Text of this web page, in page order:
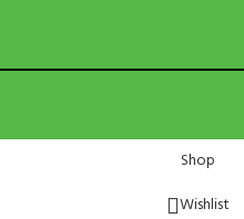
Shop
Wishlist